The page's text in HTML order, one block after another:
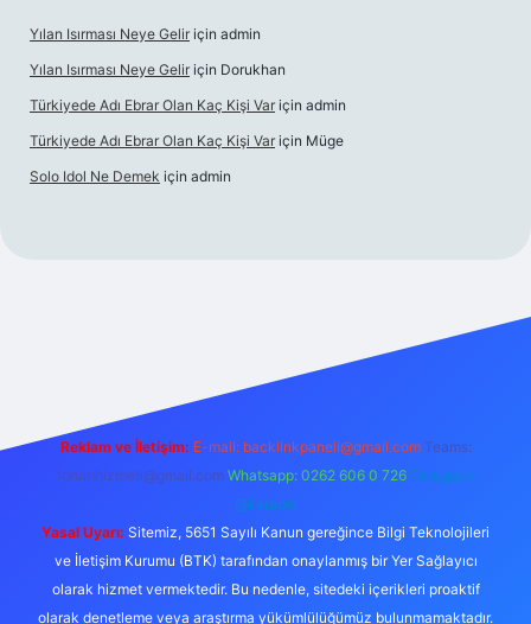
Yılan Isırması Neye Gelir için admin
Yılan Isırması Neye Gelir için Dorukhan
Türkiyede Adı Ebrar Olan Kaç Kişi Var için admin
Türkiyede Adı Ebrar Olan Kaç Kişi Var için Müge
Solo Idol Ne Demek için admin
Reklam ve İletişim: E-mail: backlinkpaneli@gmail.com Teams:
forumhizmeti@gmail.com Whatsapp: 0262 606 0 726 Telegram:
@karabul
Yasal Uyarı: Sitemiz, 5651 Sayılı Kanun gereğince Bilgi Teknolojileri
ve İletişim Kurumu (BTK) tarafından onaylanmış bir Yer Sağlayıcı
olarak hizmet vermektedir. Bu nedenle, sitedeki içerikleri proaktif
olarak denetleme veya araştırma yükümlülüğümüz bulunmamaktadır.